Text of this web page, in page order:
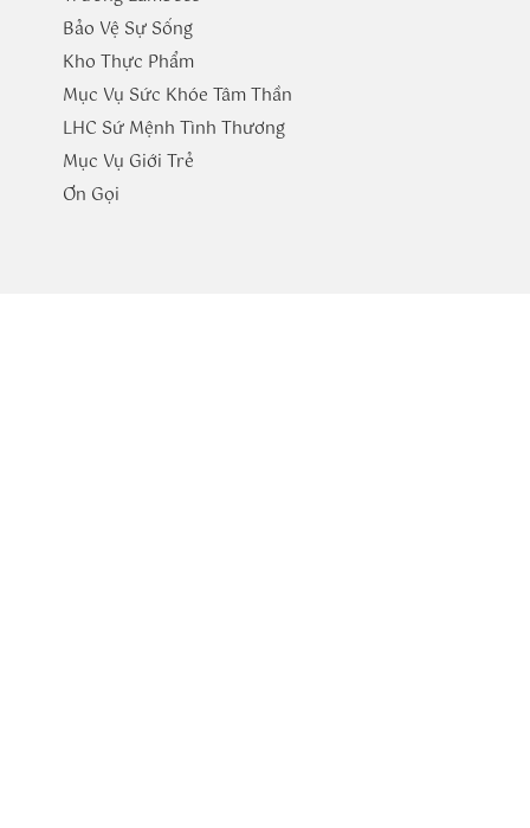
Bảo Vệ Sự Sống
Kho Thực Phẩm
Mục Vụ Sức Khóe Tâm Thần
LHC Sứ Mệnh Tình Thương
Mục Vụ Giới Trẻ
​Ơn Gọi